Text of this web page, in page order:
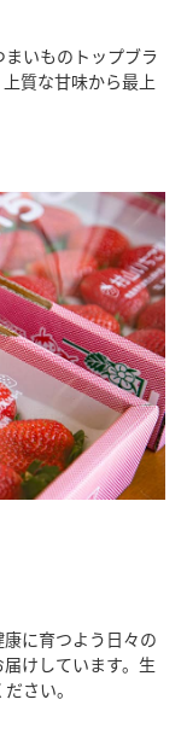
いものトップブラ
質な甘味から最上
に育つよう日々の
けしています。生
さい。